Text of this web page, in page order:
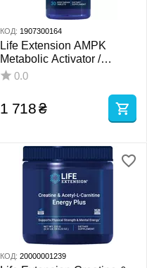
КОД: 1907300164
Life Extension AMPK
Metabolic Activator /
Активатор метаболизма
0.0
1 718₴
КОД: 20000001239